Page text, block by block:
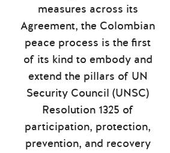
measures across its
Agreement, the Colombian
peace process is the first
of its kind to embody and
extend the pillars of UN
Security Council (UNSC)
Resolution 1325 of
participation, protection,
prevention, and recovery